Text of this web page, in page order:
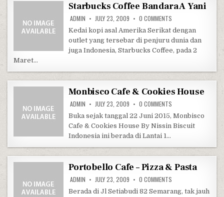
Starbucks Coffee Bandara A Yani
ADMIN JULY 23, 2009 0 COMMENTS
Kedai kopi asal Amerika Serikat dengan
outlet yang tersebar di penjuru dunia dan
juga Indonesia, Starbucks Coffee, pada 2
Maret…
Monbisco Cafe & Cookies House
ADMIN JULY 23, 2009 0 COMMENTS
Buka sejak tanggal 22 Juni 2015, Monbisco
Cafe & Cookies House By Nissin Biscuit
Indonesia ini berada di Lantai 1…
Portobello Cafe – Pizza & Pasta
ADMIN JULY 23, 2009 0 COMMENTS
Berada di Jl Setiabudi 82 Semarang, tak jauh